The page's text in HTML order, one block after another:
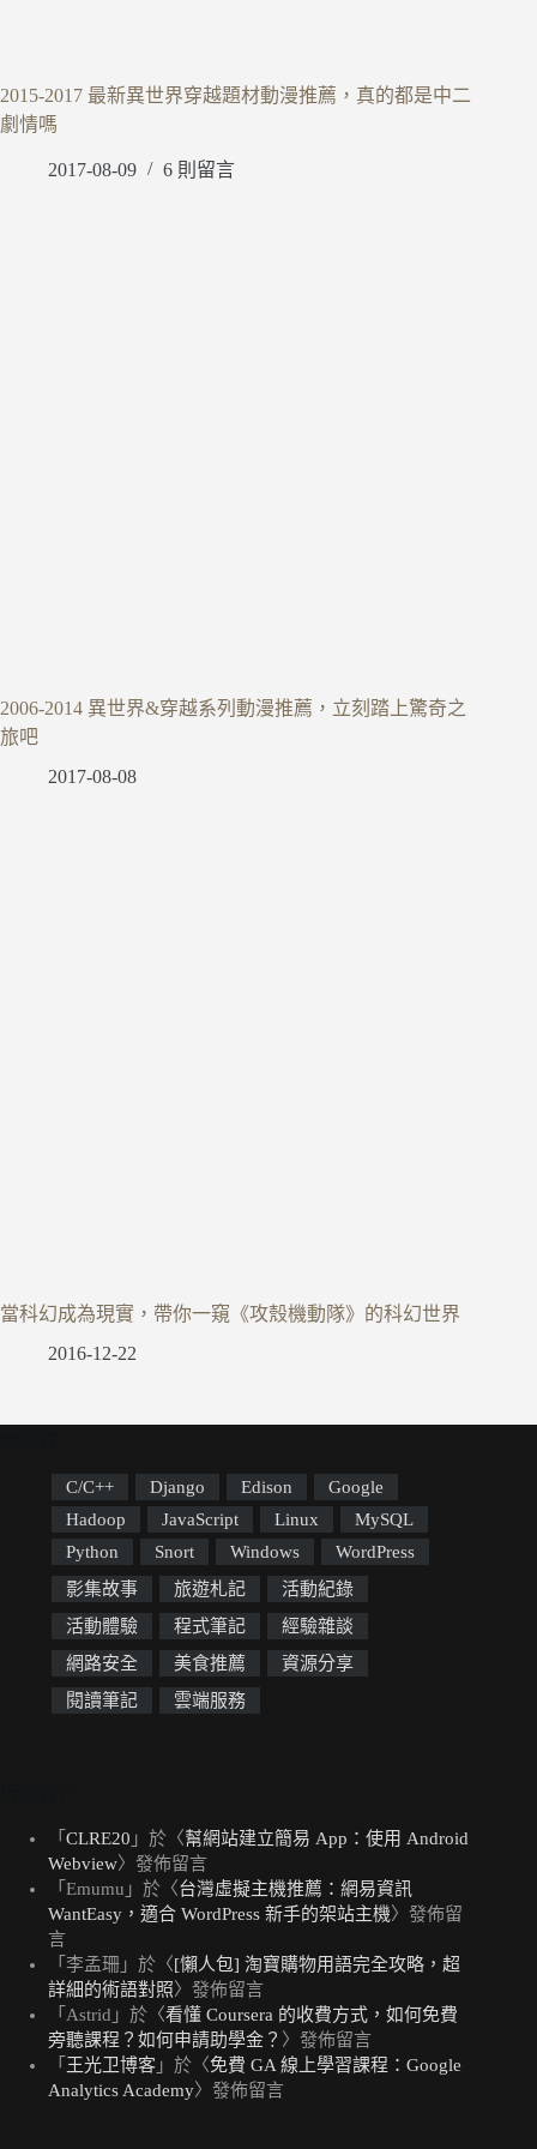
2015-2017 最新異世界穿越題材動漫推薦，真的都是中二
劇情嗎
2017-08-09 6 則留言
2006-2014 異世界&穿越系列動漫推薦，立刻踏上驚奇之
旅吧
2017-08-08
當科幻成為現實，帶你一窺《攻殼機動隊》的科幻世界
2016-12-22
C/C++ Django Edison
Google
Hadoop
JavaScript Linux
MySQL
Python
Snort Windows
WordPress
影集故事
旅遊札記
活動紀錄
活動體驗
程式筆記
經驗雜談
網路安全
美食推薦
資源分享
閱讀筆記
雲端服務
「 CLRE20 」於〈幫網站建立簡易 App：使用 Android
Webview〉發佈留言
「 Emumu 」於〈台灣虛擬主機推薦：網易資訊
WantEasy，適合 WordPress 新手的架站主機〉發佈留
言
「 李孟珊 」於〈[懶人包] 淘寶購物用語完全攻略，超
詳細的術語對照〉發佈留言
「 Astrid 」於〈看懂 Coursera 的收費方式，如何免費
旁聽課程？如何申請助學金？ 〉發佈留言
「 王光卫博客 」於〈免費 GA 線上學習課程：Google
Analytics Academy〉發佈留言